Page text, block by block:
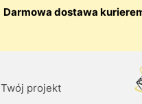
Darmowa dostawa
Twój projekt